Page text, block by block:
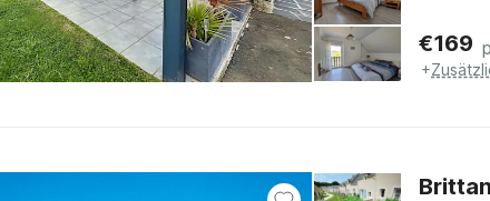
€169
+